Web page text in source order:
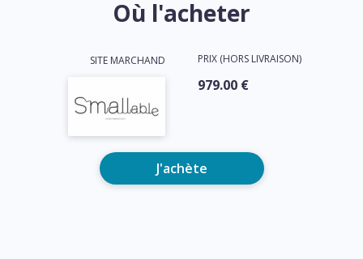
Où l'acheter
SITE MARCHAND PRIX (HORS LIVRAISON)
979.00 €
J'achète